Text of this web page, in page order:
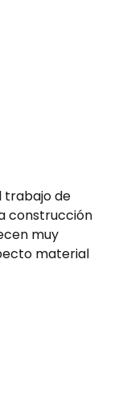
trabajo de
construcción
muy
material